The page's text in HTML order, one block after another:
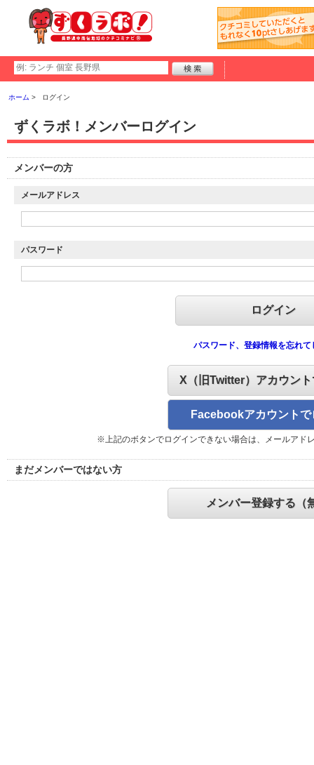
ホーム ログイン
ずくラボ！メンバーログイン
メンバーの方
メールアドレス
パスワード
パスワード、登録情報を忘れて
X（旧Twitter）アカウン
Facebookアカウントで
※上記のボタンでログインできない場合は、メールアド
まだメンバーではない方
メンバー登録する（